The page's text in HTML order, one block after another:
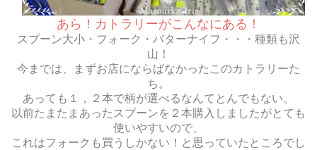
あら！カトラリーがこんなにある！
スプーン大小・フォーク・バターナイフ・・・種類も沢
山！
今までは、まずお店にならばなかったこのカトラリーた
ち。
あっても１，２本で柄が選べるなんてとんでもない。
以前たまたまあったスプーンを２本購入しましたがとても
使いやすいので、
これはフォークも買うしかない！と思っていたところでし